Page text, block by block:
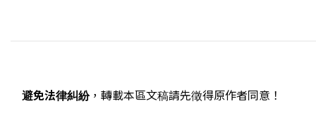
避免法律糾紛，轉載本區文稿請先徵得原作者同意！